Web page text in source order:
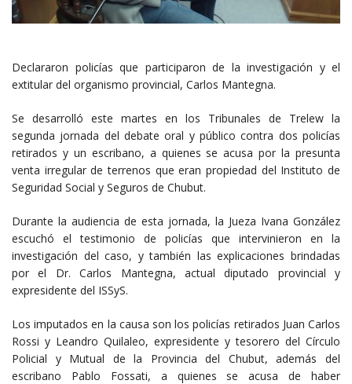
Declararon policías que participaron de la investigación y el
extitular del organismo provincial, Carlos Mantegna.
Se desarrolló este martes en los Tribunales de Trelew la
segunda jornada del debate oral y público contra dos policías
retirados y un escribano, a quienes se acusa por la presunta
venta irregular de terrenos que eran propiedad del Instituto de
Seguridad Social y Seguros de Chubut.
Durante la audiencia de esta jornada, la Jueza Ivana González
escuchó el testimonio de policías que intervinieron en la
investigación del caso, y también las explicaciones brindadas
por el Dr. Carlos Mantegna, actual diputado provincial y
expresidente del ISSyS.
Los imputados en la causa son los policías retirados Juan Carlos
Rossi y Leandro Quilaleo, expresidente y tesorero del Círculo
Policial y Mutual de la Provincia del Chubut, además del
escribano Pablo Fossati, a quienes se acusa de haber